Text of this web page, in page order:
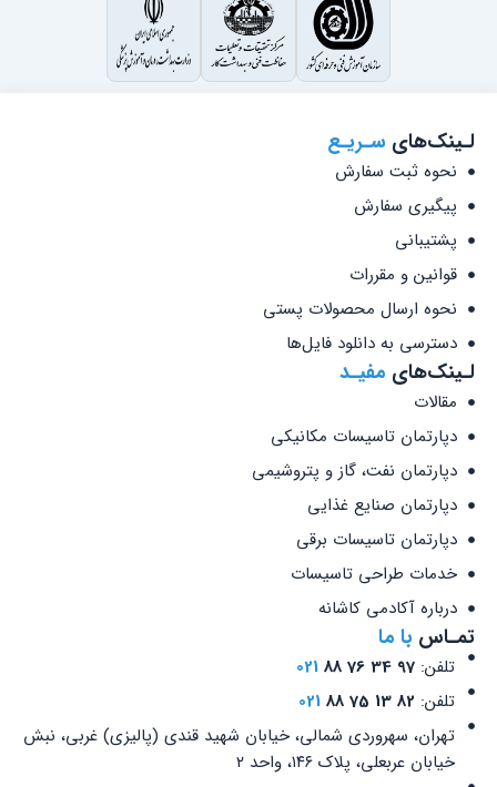
لـینک‌های سـریـع
نحوه ثبت سفارش
پیگیری سفارش
پشتیبانی
قوانین و مقررات
نحوه ارسال محصولات پستی
دسترسی به دانلود فایل‌ها
لـینک‌های مفیـد
مقالات
دپارتمان تاسیسات مکانیکی
دپارتمان نفت، گاز و پتروشیمی
دپارتمان صنایع غذایی
دپارتمان تاسیسات برقی
خدمات طراحی تاسیسات
درباره آکادمی کاشانه
تمـاس با ما
تلفن:97 34 76 88
021
تلفن: 82 13 75 88
021
تهران، سهروردی شمالی، خیابان شهید قندی (پالیزی) غربی، نبش
خیابان عربعلی، پلاک ۱۴۶، واحد ۲